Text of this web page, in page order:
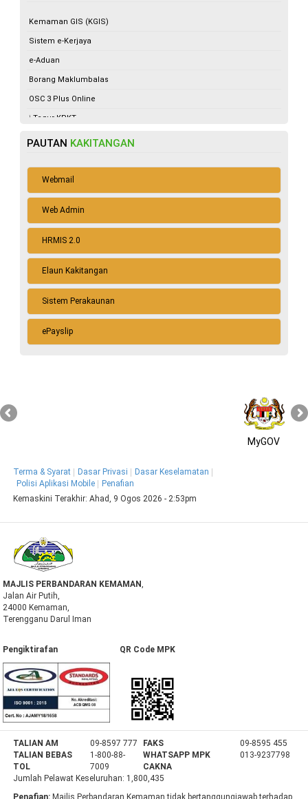
Kemaman GIS (KGIS)
Sistem e-Kerjaya
e-Aduan
Borang Maklumbalas
OSC 3 Plus Online
i-Tegur KPKT
Tempahan Dewan
Sistem e-Lesen
Semak dan Bayar di Gerbang PBTPay
Sistem Semakan Cukai Taksiran
e-Bayaran
Muat Turun Borang
PAUTAN KAKITANGAN
Webmail
Web Admin
HRMIS 2.0
Elaun Kakitangan
Sistem Perakaunan
ePayslip
MyGOV
Terma & Syarat Dasar Privasi
Dasar Keselamatan
Polisi Aplikasi Mobile
Penafian
Kemaskini Terakhir:Ahad, 9 Ogos 2026 - 2:53pm
MAJLIS PERBANDARAN KEMAMAN,
Jalan Air Putih,
24000 Kemaman,
Terengganu Darul Iman
Pengiktirafan QR Code MPK
TALIAN AM 09-8597 777 FAKS
09-8595 455
TALIAN BEBAS
TOL
1-800-88-
7009
WHATSAPP MPK
CAKNA
013-9237798
Jumlah Pelawat Keseluruhan: 1,800,435
Penafian: Majlis Perbandaran Kemaman tidak bertanggungjawab terhadap